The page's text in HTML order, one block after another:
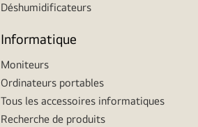
Déshumidificateurs
Informatique
Moniteurs
Ordinateurs portables
Tous les accessoires informatiques
Recherche de produits